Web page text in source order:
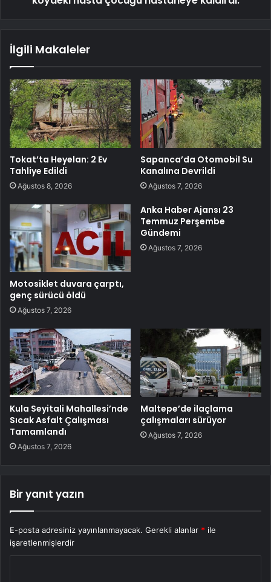
İlgili Makaleler
Tokat’ta Heyelan: 2 Ev
Tahliye Edildi
Ağustos 8, 2026
Sapanca’da Otomobil Su
Kanalına Devrildi
Ağustos 7, 2026
Motosiklet duvara çarptı,
genç sürücü öldü
Ağustos 7, 2026
Anka Haber Ajansı 23
Temmuz Perşembe
Gündemi
Ağustos 7, 2026
Kula Seyitali Mahallesi’nde
Sıcak Asfalt Çalışması
Tamamlandı
Ağustos 7, 2026
Maltepe’de ilaçlama
çalışmaları sürüyor
Ağustos 7, 2026
Bir yanıt yazın
E-posta adresiniz yayınlanmayacak. Gerekli alanlar * ile
işaretlenmişlerdir